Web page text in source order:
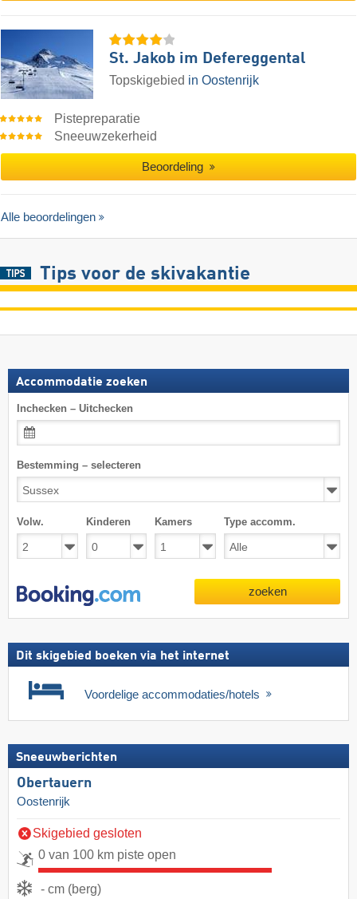
St. Jakob im Defereggental
Topskigebied in Oostenrijk
Pistepreparatie
Sneeuwzekerheid
Beoordeling
Alle beoordelingen
Tips voor de skivakantie
Accommodatie zoeken
Inchecken – Uitchecken
Bestemming – selecteren
Volw. Kinderen Kamers Type accomm.
zoeken
Dit skigebied boeken via het internet
Voordelige accommodaties/hotels
Sneeuwberichten
Obertauern
Oostenrijk
Skigebied gesloten
0 van 100 km piste open
- cm (berg)